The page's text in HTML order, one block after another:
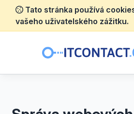
Tato stránka používá
vašeho uživatelského zážitku.